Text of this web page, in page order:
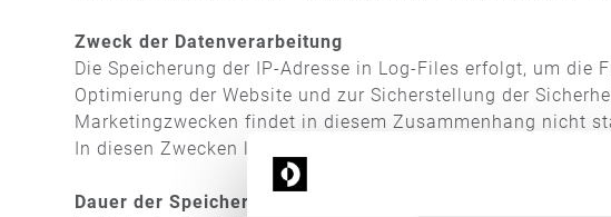
Zweck der Datenverarbeitung
Die Speicherung der IP-Adresse in Log-Files erfolgt, um
Optimierung der Website und zur Sicherstellung der
Marketingzwecken findet in diesem Zusammenhang nicht
In diesen Zwecken liegt auch unser berechtigtes Interesse
Dauer der Speicherung